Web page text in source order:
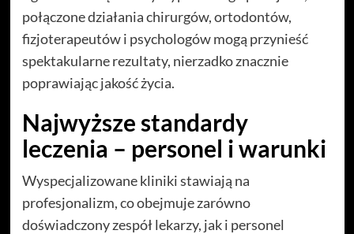
połączone działania chirurgów, ortodontów,
fizjoterapeutów i psychologów mogą przynieść
spektakularne rezultaty, nierzadko znacznie
poprawiając jakość życia.
Najwyższe standardy
leczenia – personel i warunki
Wyspecjalizowane kliniki stawiają na
profesjonalizm, co obejmuje zarówno
doświadczony zespół lekarzy, jak i personel